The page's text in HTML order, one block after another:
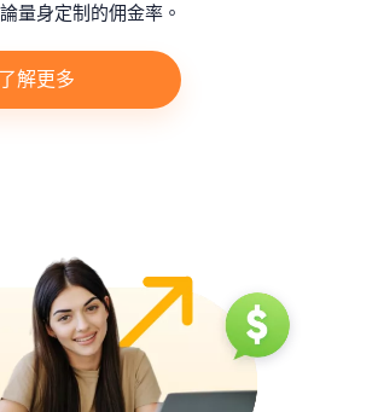
量身定制的佣金率。
了解更多